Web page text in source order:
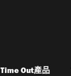
Time Out產品